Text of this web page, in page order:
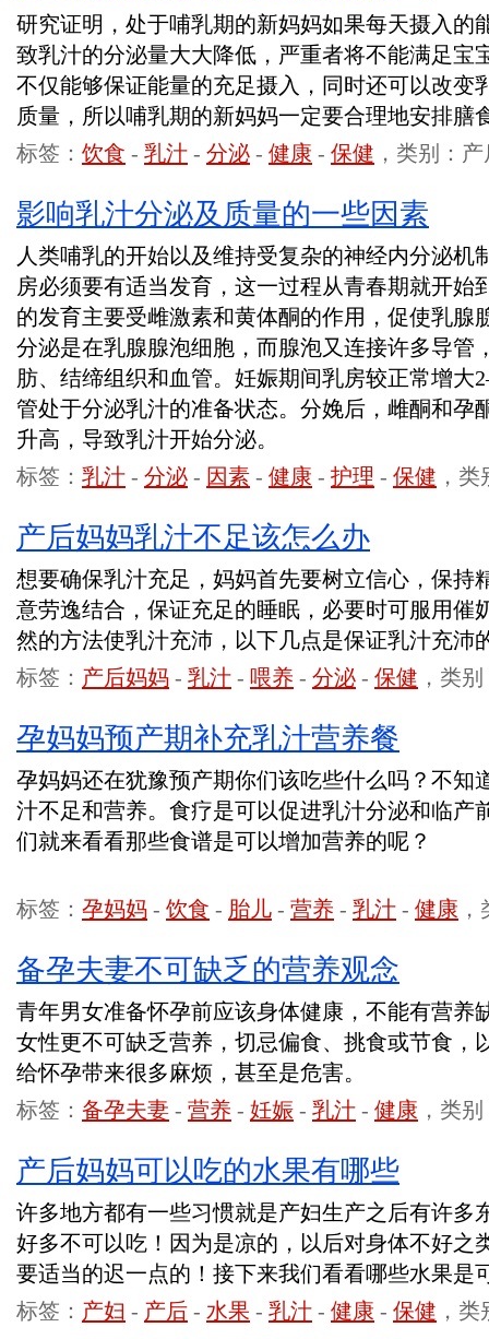
研究证明，处于哺乳期的新妈妈如果每天摄入的
致乳汁的分泌量大大降低，严重者将不能满足宝
不仅能够保证能量的充足摄入，同时还可以改变
质量，所以哺乳期的新妈妈一定要合理地安排膳
标签： 饮食 - 乳汁 - 分泌 - 健康 - 保健 ，类别：
影响乳汁分泌及质量的一些因素
人类哺乳的开始以及维持受复杂的神经内分泌机
房必须要有适当发育，这一过程从青春期就开始
的发育主要受雌激素和黄体酮的作用，促使乳腺
分泌是在乳腺腺泡细胞，而腺泡又连接许多导管
肪、结缔组织和血管。妊娠期间乳房较正常增
管处于分泌乳汁的准备状态。分娩后，雌酮和孕
升高，导致乳汁开始分泌。
标签： 乳汁 - 分泌 - 因素 - 健康 - 护理 - 保健 ，
产后妈妈乳汁不足该怎么办
想要确保乳汁充足，妈妈首先要树立信心，保持
意劳逸结合，保证充足的睡眠，必要时可服用催
然的方法使乳汁充沛，以下几点是保证乳汁充沛
标签： 产后妈妈 - 乳汁 - 喂养 - 分泌 - 保健 ，类
孕妈妈预产期补充乳汁营养餐
孕妈妈还在犹豫预产期你们该吃些什么吗？不知
汁不足和营养。食疗是可以促进乳汁分泌和临产
们就来看看那些食谱是可以增加营养的呢？
标签： 孕妈妈 - 饮食 - 胎儿 - 营养 - 乳汁 - 健康
备孕夫妻不可缺乏的营养观念
青年男女准备怀孕前应该身体健康，不能有营养
女性更不可缺乏营养，切忌偏食、挑食或节食，
给怀孕带来很多麻烦，甚至是危害。
标签： 备孕夫妻 - 营养 - 妊娠 - 乳汁 - 健康 ，类
产后妈妈可以吃的水果有哪些
许多地方都有一些习惯就是产妇生产之后有许多
好多不可以吃！因为是凉的，以后对身体不好之
要适当的迟一点的！接下来我们看看哪些水果是
标签： 产妇 - 产后 - 水果 - 乳汁 - 健康 - 保健 ，